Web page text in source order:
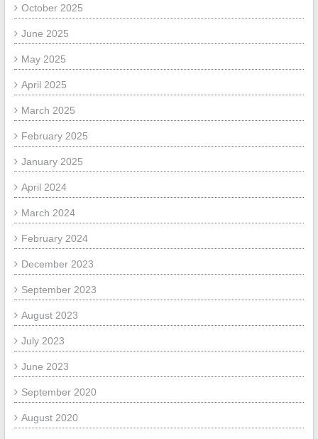
October 2025
June 2025
May 2025
April 2025
March 2025
February 2025
January 2025
April 2024
March 2024
February 2024
December 2023
September 2023
August 2023
July 2023
June 2023
September 2020
August 2020